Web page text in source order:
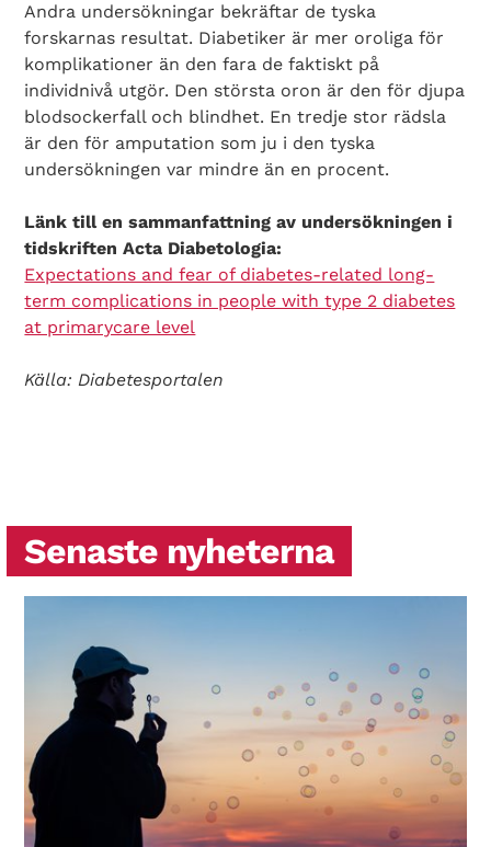
Andra undersökningar bekräftar de tyska
forskarnas resultat. Diabetiker är mer oroliga för
komplikationer än den fara de faktiskt på
individnivå utgör. Den största oron är den för djupa
blodsockerfall och blindhet. En tredje stor rädsla
är den för amputation som ju i den tyska
undersökningen var mindre än en procent.
Länk till en sammanfattning av undersökningen i
tidskriften Acta Diabetologia:
Expectations and fear of diabetes-related long-
term complications in people with type 2 diabetes
at primarycare level
Källa: Diabetesportalen
Senaste nyheterna